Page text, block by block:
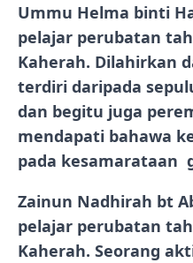
Ummu Helma binti
pelajar perubatan
Kaherah. Dilahirkan
terdiri daripada
dan begitu juga
mendapati bahawa
pada kesamarataan
Zainun Nadhirah bt
pelajar perubatan
Kaherah. Seorang